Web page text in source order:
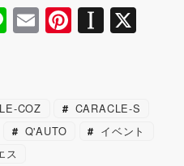
Li
n
E
m
l
Pi
nt
e
st
In
st
p
a
p
COZ
CARACLE-S
Q'AUTO
イベント
ス